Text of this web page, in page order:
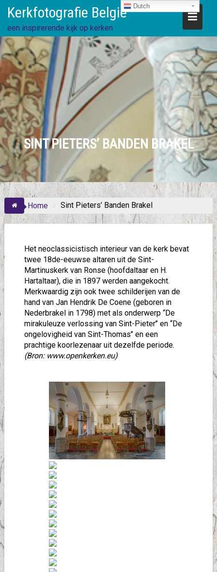
direct
naar
de
inhoud
Kerkfotografie België
een inspirerende kijk op kerken
SINT PIETERS’ BANDEN BRAKEL
Home Sint Pieters’ Banden Brakel
Het neoclassicistisch interieur van de kerk bevat
twee 18de-eeuwse altaren uit de Sint-
Martinuskerk van Ronse (hoofdaltaar en H.
Hartaltaar), die in 1897 werden aangekocht.
Merkwaardig zijn ook twee schilderijen van de
hand van Jan Hendrik De Coene (geboren in
Nederbrakel in 1798) met als onderwerp “De
mirakuleuze verlossing van Sint-Pieter’’ en “De
ongelovigheid van Sint-Thomas’’ en een
prachtige koorlezenaar uit dezelfde periode.
(Bron: www.openkerken.eu)
Dutch